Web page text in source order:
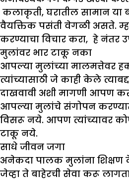
कलाकृती, घरातील सामान या
वैयक्तिक पसंती वेगळी असते.
करण्याचा विचार करा, हे नंतर
मुलांवर भार टाकू नका
आपल्या मुलांच्या मालमत्तेवर
त्यांच्यासाठी जे काही केले
दाखवावी अशी मागणी आपण
आपल्या मुलांचे संगोपन
विसरू नये. आपण त्यांच्यावर
टाकू नये.
साधे जीवन जगा
अनेकदा पालक मुलांना शिक्षण
जेव्हा ते बाहेरची सेवा करू